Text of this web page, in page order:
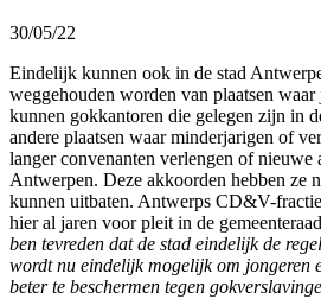
30/05/22
Eindelijk kunnen ook in de stad
weggehouden worden van plaatsen
kunnen gokkantoren die gelegen zijn in
andere plaatsen waar minderjarigen of
langer convenanten verlengen of nieuwe
Antwerpen. Deze akkoorden hebben ze
kunnen uitbaten. Antwerps CD&V-
hier al jaren voor pleit in de
ben tevreden dat de stad eindelijk de
wordt nu eindelijk mogelijk om jongeren
beter te beschermen tegen